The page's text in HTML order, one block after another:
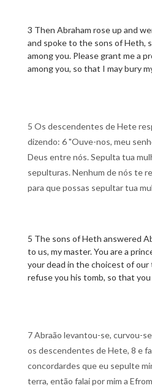
3 Then Abraham rose up and
and spoke to the sons of Heth,
among you. Please grant me a
among you, so that I may bury
5 Os descendentes de Hete
dizendo: 6 "Ouve-nos, meu
Deus entre nós. Sepulta tua
sepulturas. Nenhum de nós te
para que possas sepultar tua
5 The sons of Heth answered
to us, my master. You are a
your dead in the choicest of our
refuse you his tomb, so that you
7 Abraão levantou-se, curvou-
os descendentes de Hete, 8 e
concordardes que eu sepulte
terra, então falai por mim a